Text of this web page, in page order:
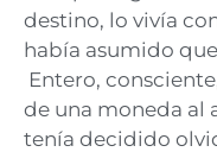
destino, lo vivía
había asumido
Entero,
de una moneda al
tenía decidido